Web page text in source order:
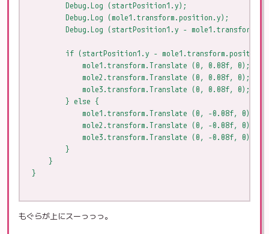
        Debug.Log (startPosition1.y);
        Debug.Log (mole1.transform.position.y);
Debug.Log (startPosition1.y -
if (startPosition1.y -
            mole1.transform.Translate (0, 0.08f, 0);
            mole2.transform.Translate (0, 0.08f, 0);
            mole3.transform.Translate (0, 0.08f, 0);
        } else {
            mole1.transform.Translate (0, -0.08f, 0);
            mole2.transform.Translate (0, -0.08f, 0);
            mole3.transform.Translate (0, -0.08f, 0);
        }
    }
}
もぐらが上にスーっっっ。